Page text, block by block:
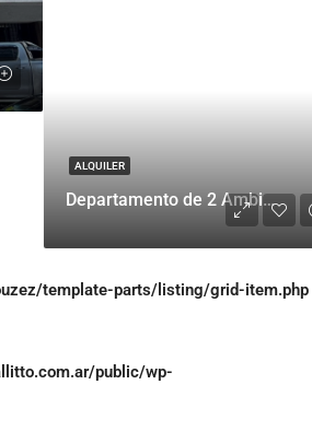
ALQUILER
Departamento de 2 Ambientes en Alquiler Amoblado – Palermo
template-parts/listing/grid-item.php
public/wp-